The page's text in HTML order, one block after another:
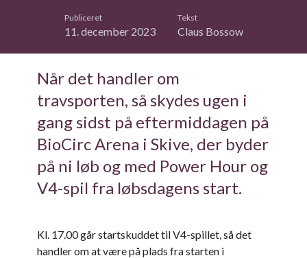
Publiceret
11. december 2023
Tekst
Claus Bossow
Når det handler om
travsporten, så skydes ugen i
gang sidst på eftermiddagen på
BioCirc Arena i Skive, der byder
på ni løb og med Power Hour og
V4-spil fra løbsdagens start.
Kl. 17.00 går startskuddet til V4-spillet, så det
handler om at være på plads fra starten i